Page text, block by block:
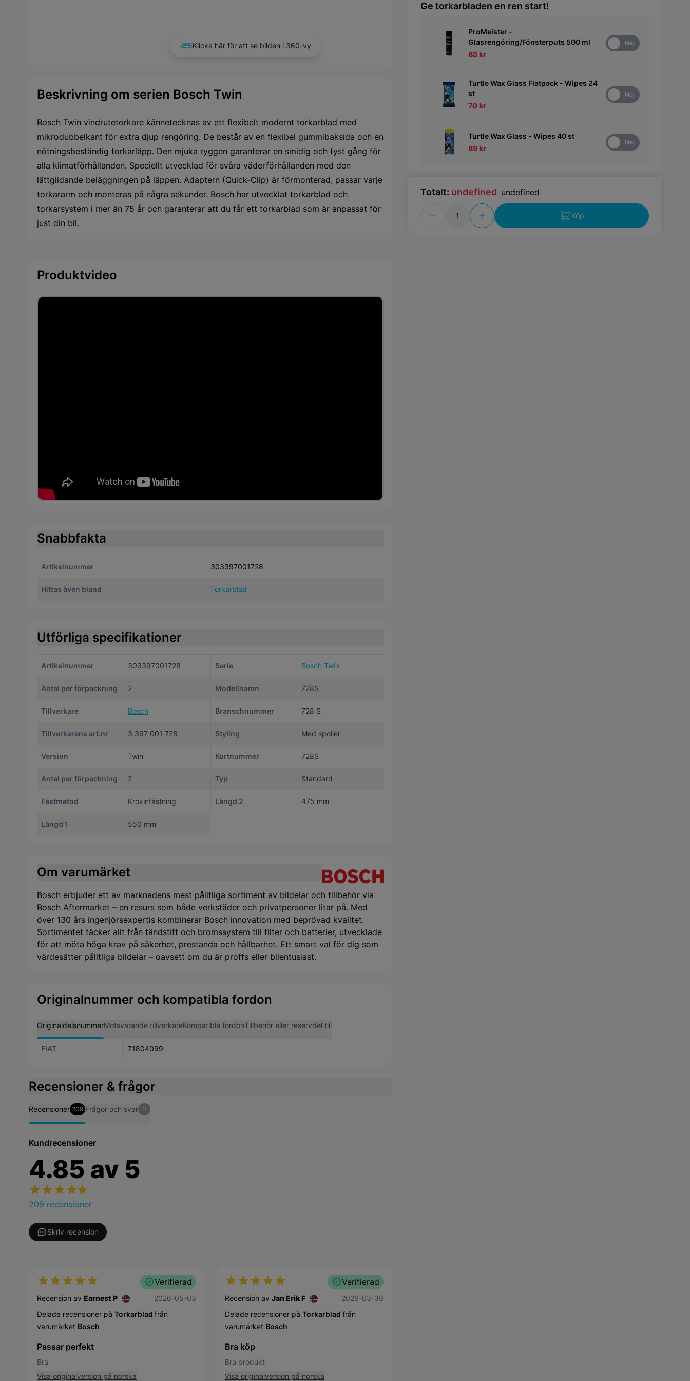
Klicka här för att se bilden i 360-vy
Totalt: undefined undefined
Köp
Ge torkarbladen en ren start!
ProMeister -
Glasrengöring/Fönsterputs 500 ml
85 kr
Nej
Turtle Wax Glass Flatpack - Wipes 24
st
70 kr
Nej
Turtle Wax Glass - Wipes 40 st
89 kr
Nej
Beskrivning om serien Bosch Twin
Bosch Twin vindrutetorkare kännetecknas av ett flexibelt modernt torkarblad med
mikrodubbelkant för extra djup rengöring. De består av en flexibel gummibaksida och en
nötningsbeständig torkarläpp. Den mjuka ryggen garanterar en smidig och tyst gång för
alla klimatförhållanden. Speciellt utvecklad för svåra väderförhållanden med den
lättglidande beläggningen på läppen. Adaptern (Quick-Clip) är förmonterad, passar varje
torkararm och monteras på några sekunder. Bosch har utvecklat torkarblad och
torkarsystem i mer än 75 år och garanterar att du får ett torkarblad som är anpassat för
just din bil.
Produktvideo
Snabbfakta
Artikelnummer 303397001728
Hittas även bland Torkarblad
Utförliga specifikationer
Artikelnummer 303397001728 Serie Bosch Twin
Antal per förpackning 2 Modellnamn 728S
Tillverkare Bosch Branschnummer 728 S
Tillverkarens art.nr 3 397 001 728 Styling Med spoiler
Version Twin Kortnummer 728S
Antal per förpackning 2 Typ Standard
Fästmetod Krokinfästning Längd 2 475 mm
Längd 1 550 mm
Om varumärket
Bosch erbjuder ett av marknadens mest pålitliga sortiment av bildelar och tillbehör via
Bosch Aftermarket – en resurs som både verkstäder och privatpersoner litar på. Med
över 130 års ingenjörsexpertis kombinerar Bosch innovation med beprövad kvalitet.
Sortimentet täcker allt från tändstift och bromssystem till filter och batterier, utvecklade
för att möta höga krav på säkerhet, prestanda och hållbarhet. Ett smart val för dig som
värdesätter pålitliga bildelar – oavsett om du är proffs eller bilentusiast.
Originalnummer och kompatibla fordon
OriginaldelsnummerMotsvarande tillverkareKompatibla fordonTillbehör eller reservdel till
FIAT 71804099
Recensioner & frågor
Recensioner 209 Frågor och svar 0
Kundrecensioner
4.85 av 5
209 recensioner
Skriv recension
Verifierad
Recension av Earnest P 3 maj 2026
2026-05-03
Delade recensioner på Torkarblad från
varumärket Bosch
Passar perfekt
Bra
Visa originalversion på norska
Verifierad
Recension av Jan Erik F 30 mars 2026
2026-03-30
Delade recensioner på Torkarblad från
varumärket Bosch
Bra köp
Bra produkt
Visa originalversion på norska